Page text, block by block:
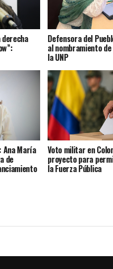
Defensora del
al nombramiento
la UNP
Ana María
de
Voto militar en
proyecto para
la Fuerza Pública